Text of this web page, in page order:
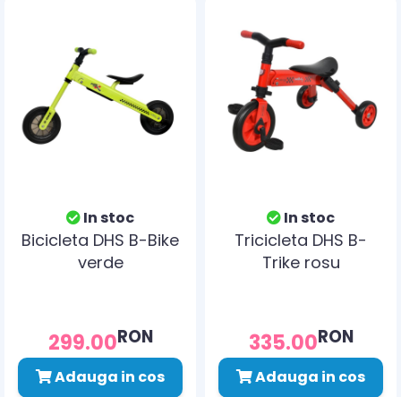
In stoc
Bicicleta DHS B-Bike
verde
299.00RON
Adauga in cos
In stoc
Tricicleta DHS B-
Trike rosu
335.00RON
Adauga in cos